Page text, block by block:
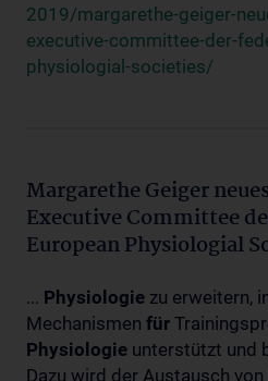
2019/margarethe-geiger-
executive-committee-der-
physiologial-societies/
Margarethe Geiger
Executive Committee
European Physiologial
... Physiologie zu erweitern,
Mechanismen für
Physiologie unterstützt und
Dazu wird der Austausch